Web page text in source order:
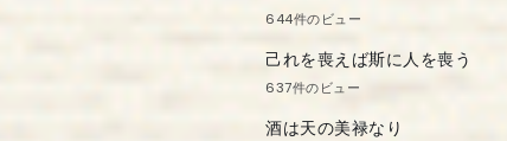
644件のビュー
己れを喪えば斯に人を喪う
637件のビュー
酒は天の美禄なり